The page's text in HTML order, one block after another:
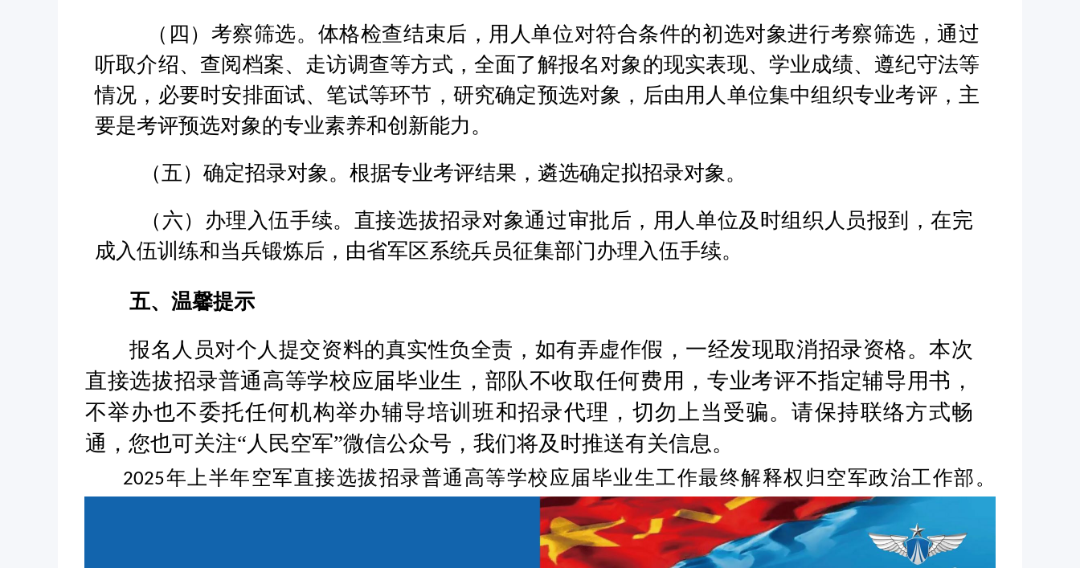
（四）考察筛选。体格检查结束后，用人单位对符合条件的初选对象进行考察筛选，通过
听取介绍、查阅档案、走访调查等方式，全面了解报名对象的现实表现、学业成绩、遵纪守法等
情况，必要时安排面试、笔试等环节，研究确定预选对象，后由用人单位集中组织专业考评，主
要是考评预选对象的专业素养和创新能力。
（五）确定招录对象。根据专业考评结果，遴选确定拟招录对象。
（六）办理入伍手续。直接选拔招录对象通过审批后，用人单位及时组织人员报到，在完
成入伍训练和当兵锻炼后，由省军区系统兵员征集部门办理入伍手续。
五、温馨提示
报名人员对个人提交资料的真实性负全责，如有弄虚作假，一经发现取消招录资格。本次
直接选拔招录普通高等学校应届毕业生，部队不收取任何费用，专业考评不指定辅导用书，
不举办也不委托任何机构举办辅导培训班和招录代理，切勿上当受骗。请保持联络方式畅
通，您也可关注“人民空军”微信公众号，我们将及时推送有关信息。
2025年上半年空军直接选拔招录普通高等学校应届毕业生工作最终解释权归空军政治工作部。